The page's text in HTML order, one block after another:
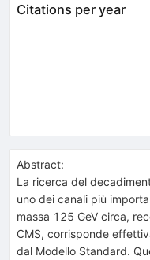
Citations per year
Abstract:
La ricerca del
uno dei canali più
massa 125 GeV circa,
CMS, corrisponde
dal Modello Standard.